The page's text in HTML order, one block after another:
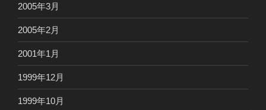
2005年3月
2005年2月
2001年1月
1999年12月
1999年10月